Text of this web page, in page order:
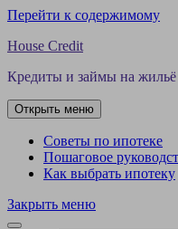
Перейти к содержимому
House Credit
Кредиты и займы на жильё
Открыть меню
Советы по ипотеке
Пошаговое
Как выбрать ипотеку
Закрыть меню